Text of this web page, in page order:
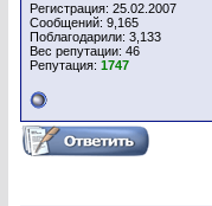
Регистрация: 25.02.2007
Сообщений: 9,165
Поблагодарили: 3,133
Вес репутации: 46
Репутация: 1747